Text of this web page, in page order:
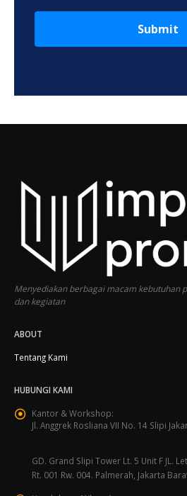
Submit
Menyediakan berbagai macam kebutuhan
dan kegiatan
ABOUT
Tentang Kami
HUBUNGI KAMI
Kantor & Workshop:
Jl. Anggrek Rosliana VII No. 14 Slipi
GD. Grand Slipi Tower Lt. 5 Unit F JL.
Rt. 001 Rw. 004. Palmerah, Jakarta